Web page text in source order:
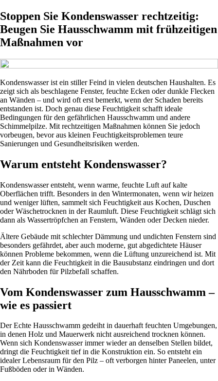
Stoppen Sie Kondenswasser rechtzeitig:
Beugen Sie Hausschwamm mit frühzeitigen
Maßnahmen vor
Kondenswasser ist ein stiller Feind in vielen deutschen Haushalten. Es
zeigt sich als beschlagene Fenster, feuchte Ecken oder dunkle Flecken
an Wänden – und wird oft erst bemerkt, wenn der Schaden bereits
entstanden ist. Doch genau diese Feuchtigkeit schafft ideale
Bedingungen für den gefährlichen Hausschwamm und andere
Schimmelpilze. Mit rechtzeitigen Maßnahmen können Sie jedoch
vorbeugen, bevor aus kleinen Feuchtigkeitsproblemen teure
Sanierungen und Gesundheitsrisiken werden.
Warum entsteht Kondenswasser?
Kondenswasser entsteht, wenn warme, feuchte Luft auf kalte
Oberflächen trifft. Besonders in den Wintermonaten, wenn wir heizen
und weniger lüften, sammelt sich Feuchtigkeit aus Kochen, Duschen
oder Wäschetrocknen in der Raumluft. Diese Feuchtigkeit schlägt sich
dann als Wassertröpfchen an Fenstern, Wänden oder Decken nieder.
Ältere Gebäude mit schlechter Dämmung und undichten Fenstern sind
besonders gefährdet, aber auch moderne, gut abgedichtete Häuser
können Probleme bekommen, wenn die Lüftung unzureichend ist. Mit
der Zeit kann die Feuchtigkeit in die Bausubstanz eindringen und dort
den Nährboden für Pilzbefall schaffen.
Vom Kondenswasser zum Hausschwamm –
wie es passiert
Der Echte Hausschwamm gedeiht in dauerhaft feuchten Umgebungen,
in denen Holz und Mauerwerk nicht ausreichend trocknen können.
Wenn sich Kondenswasser immer wieder an denselben Stellen bildet,
dringt die Feuchtigkeit tief in die Konstruktion ein. So entsteht ein
idealer Lebensraum für den Pilz – oft verborgen hinter Paneelen, unter
Fußböden oder in Wänden.